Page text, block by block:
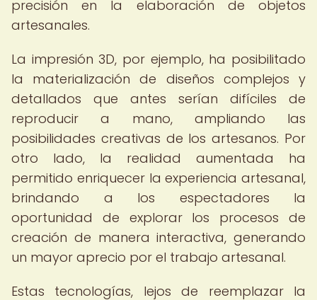
precisión en la elaboración de objetos
artesanales.
La impresión 3D, por ejemplo, ha posibilitado
la materialización de diseños complejos y
detallados que antes serían difíciles de
reproducir a mano, ampliando las
posibilidades creativas de los artesanos. Por
otro lado, la realidad aumentada ha
permitido enriquecer la experiencia artesanal,
brindando a los espectadores la
oportunidad de explorar los procesos de
creación de manera interactiva, generando
un mayor aprecio por el trabajo artesanal.
Estas tecnologías, lejos de reemplazar la